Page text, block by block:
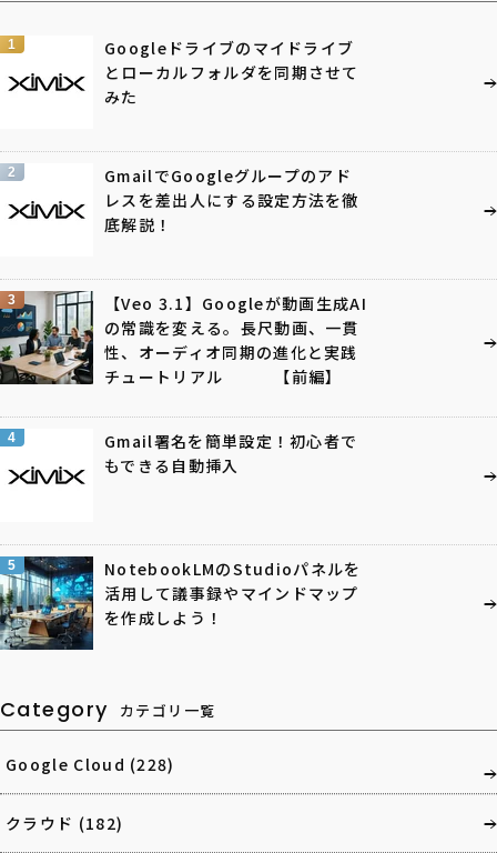
1
Googleドライブのマイドライブ
とローカルフォルダを同期させて
みた
2
GmailでGoogleグループのアド
レスを差出人にする設定方法を徹
底解説！
3
【Veo 3.1】Googleが動画生成AI
の常識を変える。長尺動画、一貫
性、オーディオ同期の進化と実践
チュートリアル 【前編】
4
Gmail署名を簡単設定！初心者で
もできる自動挿入
5
NotebookLMのStudioパネルを
活用して議事録やマインドマップ
を作成しよう！
Category カテゴリ一覧
Google Cloud (228)
クラウド (182)